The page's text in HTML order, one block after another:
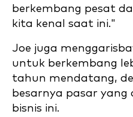
berkembang pesat
kita kenal saat ini."
Joe juga
untuk berkembang
tahun mendatang,
besarnya pasar
bisnis ini.